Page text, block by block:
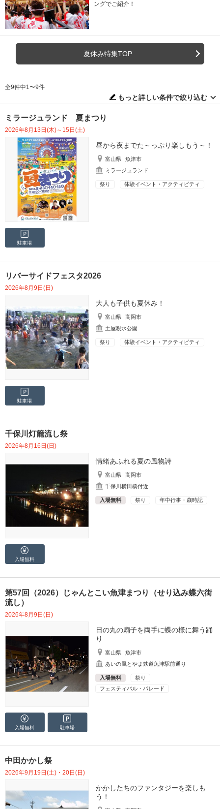
ングでご紹介！
夏休み特集TOP
全9件中1〜9件
もっと詳しい条件で絞り込む
ミラージュランド 夏まつり
2026年8月13日(木)～15日(土)
昼から夜までた～っぷり楽しもう～！
富山県
魚津市
ミラージュランド
祭り 体験イベント・アクティビティ
駐車場
リバーサイドフェスタ2026
2026年8月9日(日)
大人も子供も夏休み！
富山県
高岡市
土屋親水公園
祭り 体験イベント・アクティビティ
駐車場
千保川灯籠流し祭
2026年8月16日(日)
情緒あふれる夏の風物詩
富山県
高岡市
千保川横田橋付近
入場無料 祭り 年中行事・歳時記
入場無料
第57回（2026）じゃんとこい魚津まつり（せり込み蝶六街
流し）
2026年8月9日(日)
日の丸の扇子を両手に蝶の様に舞う踊
り
富山県
魚津市
あいの風とやま鉄道魚津駅前通り
入場無料
祭り
フェスティバル・パレード
入場無料 駐車場
中田かかし祭
2026年9月19日(土)・20日(日)
かかしたちのファンタジーを楽しも
う！